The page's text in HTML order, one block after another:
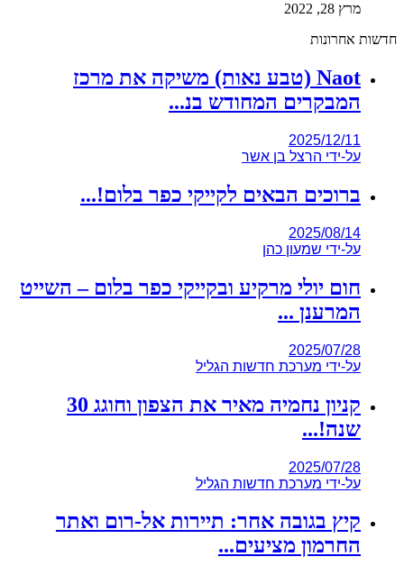
מרץ 28, 2022
חדשות אחרונות
Naot (טבע נאות) משיקה את מרכז
המבקרים המחודש בנ...
2025/12/11
על-ידי הרצל בן אשר
ברוכים הבאים לקייקי כפר בלום!...
2025/08/14
על-ידי שמעון כהן
חום יולי מרקיע ובקייקי כפר בלום – השייט
המרענן ...
2025/07/28
על-ידי מערכת חדשות הגליל
קניון נחמיה מאיר את הצפון וחוגג 30
שנה!...
2025/07/28
על-ידי מערכת חדשות הגליל
קיץ בגובה אחר: תיירות אל-רום ואתר
החרמון מציעים...